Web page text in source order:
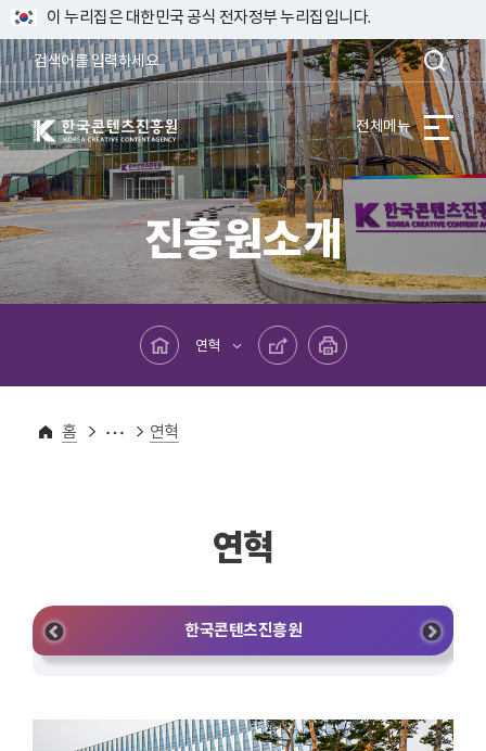
이 누리집은 대한민국 공식 전자정부 누리집입니다.
한국콘텐츠진흥원 KOREA CREATIVE CONTENT AGENCY 전체메뉴
진흥원소개
메인페이지로 바로가기
연혁
공유하기 프린트하기
홈
진흥원소개 연혁
연혁
한국콘텐츠진흥원